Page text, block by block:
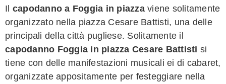
Il capodanno a Foggia in piazzaviene solitamente
organizzato nella piazza Cesare Battisti, una delle
principali della città pugliese. Solitamente il
capodanno Foggia in piazza Cesare Battisti si
tiene con delle manifestazioni musicali ei di cabaret,
organizzate appositamente per festeggiare nella